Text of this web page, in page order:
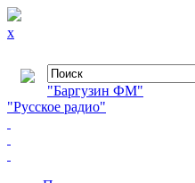
x
"Баргузин ФМ"
"Русское радио"